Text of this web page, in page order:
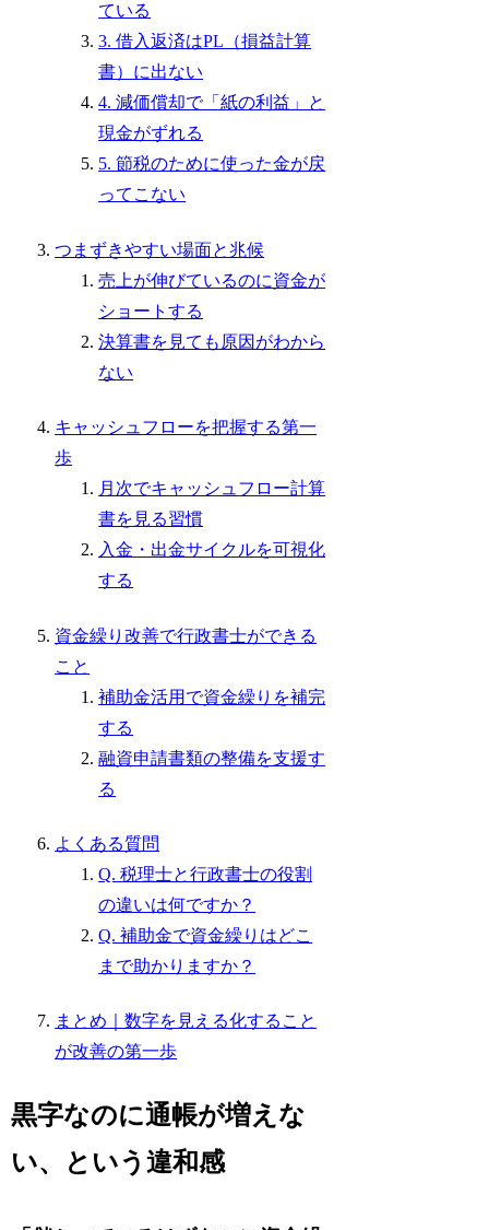
ている
3. 借入返済はPL（損益計算
書）に出ない
4. 減価償却で「紙の利益」と
現金がずれる
5. 節税のために使った金が戻
ってこない
つまずきやすい場面と兆候
売上が伸びているのに資金が
ショートする
決算書を見ても原因がわから
ない
キャッシュフローを把握する第一
歩
月次でキャッシュフロー計算
書を見る習慣
入金・出金サイクルを可視化
する
資金繰り改善で行政書士ができる
こと
補助金活用で資金繰りを補完
する
融資申請書類の整備を支援す
る
よくある質問
Q. 税理士と行政書士の役割
の違いは何ですか？
Q. 補助金で資金繰りはどこ
まで助かりますか？
まとめ｜数字を見える化すること
が改善の第一歩
黒字なのに通帳が増えな
い、という違和感